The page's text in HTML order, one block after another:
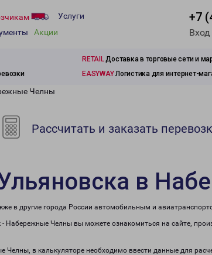
Услуги
Акции
+7
RETAILДоставка в торговые сети и
EASYWAYЛогистика для интернет-
Челны
Рассчитать и заказать
Ульяновска в
в другие города России автомобильным и
Челны вы можете ознакомиться на сайте,
в калькуляторе необходимо ввести данные для